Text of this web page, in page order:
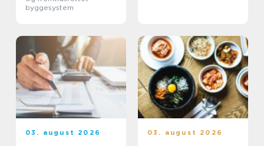
byggesystem
03. august 2026 03. august 2026